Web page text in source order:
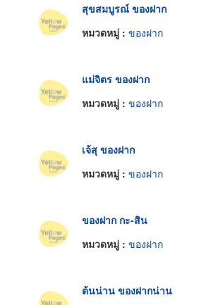
สุขสมบูรณ์ ของฝาก
หมวดหมู่ : ของฝาก
แม่จิตร ของฝาก
หมวดหมู่ : ของฝาก
เจ้สุ ของฝาก
หมวดหมู่ : ของฝาก
ของฝาก กะ-สิน
หมวดหมู่ : ของฝาก
ต้นน่าน ของฝากน่าน